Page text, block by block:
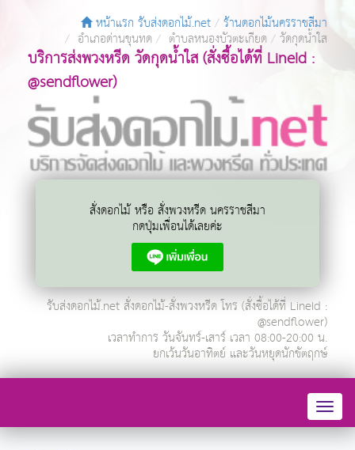
หน้าแรก รับส่งดอกไม้.net ร้านดอกไม้นครราชสีมา
อำเภอด่านขุนทด ตำบลหนองบัวตะเกียด วัดกุดน้ำใส
บริการส่งพวงหรีด วัดกุดน้ำใส (สั่งซื้อได้ที่ LineId :
@sendflower)
สั่งดอกไม้ หรือ สั่งพวงหรีด นครราชสีมา
กดปุ่มเพื่อนได้เลยค่ะ
รับส่งดอกไม้.netสั่งดอกไม้-สั่งพวงหรีด โทร (สั่งซื้อได้ที่ LineId :
@sendflower)
เวลาทำการ วันจันทร์-เสาร์ เวลา 08:00-20:00 น.
ยกเว้นวันอาทิตย์ และวันหยุดนักขัตฤกษ์